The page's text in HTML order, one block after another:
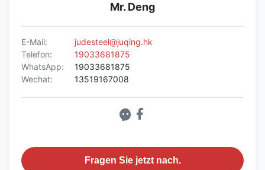
Mr. Deng
E-Mail:
judesteel@juqing.hk
Telefon:
19033681875
WhatsApp:
19033681875
Wechat:
13519167008
Fragen Sie jetzt nach.